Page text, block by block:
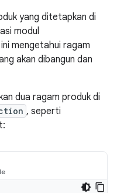
yang ditetapkan di
modul
mengetahui ragam
akan dibangun dan
dua ragam produk di
, seperti